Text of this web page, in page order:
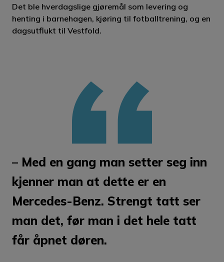
Det ble hverdagslige gjøremål som levering og
henting i barnehagen, kjøring til fotballtrening, og en
dagsutflukt til Vestfold.
– Med en gang man setter seg inn
kjenner man at dette er en
Mercedes-Benz. Strengt tatt ser
man det, før man i det hele tatt
får åpnet døren.